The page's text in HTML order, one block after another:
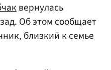
вернулась
Об этом сообщает
близкий к семье